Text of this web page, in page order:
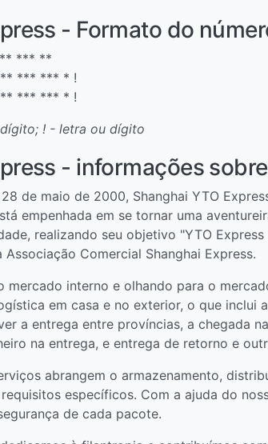
- Formato do
*** **
*** *** * !
*** *** * !
! - letra ou dígito
- informações
28 de maio de 2000, Shanghai YTO
empenhada em se tornar uma
realizando seu objetivo "YTO
Associação Comercial Shanghai Express.
mercado interno e olhando para o
em casa e no exterior, o que inclui
a entrega entre províncias, a chegada
na entrega, e entrega de retorno e
abrangem o armazenamento,
específicos. Com a ajuda do
de cada pacote.